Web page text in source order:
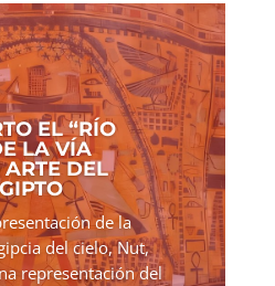
EL “RÍO
LA VÍA
DEL
de la
del cielo, Nut,
representación del